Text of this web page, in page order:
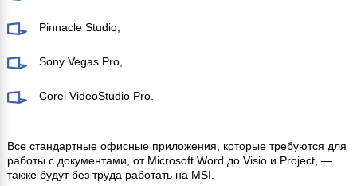
Pinnacle Studio,
Sony Vegas Pro,
Corel VideoStudio Pro.
Все стандартные офисные приложения, которые требуются для
работы с документами, от Microsoft Word до Visio и Project, —
также будут без труда работать на MSI.